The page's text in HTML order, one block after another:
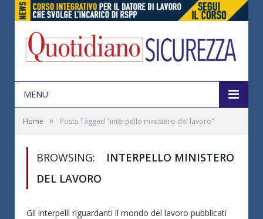
MENU
Home » Posts Tagged "interpello ministero del lavoro"
BROWSING:
INTERPELLO MINISTERO
DEL LAVORO
Gli interpelli riguardanti il mondo del lavoro pubblicati